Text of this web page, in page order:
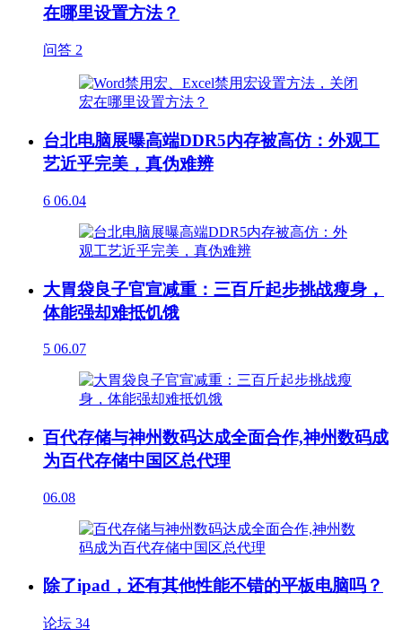
在哪里设置方法？
问答 2
台北电脑展曝高端DDR5内存被高仿：外观工
艺近乎完美，真伪难辨
6 06.04
大胃袋良子官宣减重：三百斤起步挑战瘦身，
体能强却难抵饥饿
5 06.07
百代存储与神州数码达成全面合作,神州数码成
为百代存储中国区总代理
06.08
除了ipad，还有其他性能不错的平板电脑吗？
论坛 34